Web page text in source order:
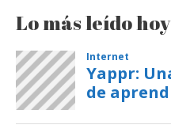
Lo más leído hoy